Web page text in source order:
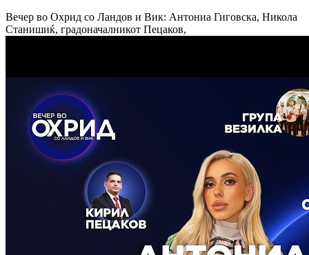
Вечер во Охрид со Ландов и Вик: Антониа Гиговска, Никола
Станишиќ, градоначалникот Пецаков,